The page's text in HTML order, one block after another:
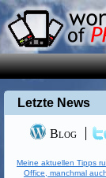
Letzte News
Blog
Meine aktuellen Tipps
Office, manchmal